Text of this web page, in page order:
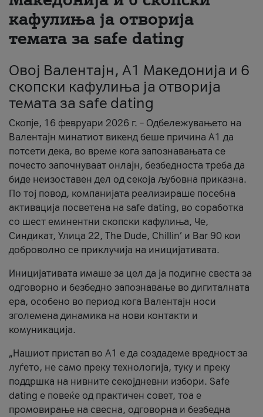
кафулиња ја отворија
темата за safe dating
Овој Валентајн, A1 Македонија и 6
скопски кафулиња ја отворија
темата за safe dating
Скопје, 16 февруари 2026 г. – Одбележувањето на
Валентајн минатиот викенд беше причина А1 да
потсети дека, во време кога запознавањата се
почесто започнуваат онлајн, безбедноста треба да
биде неизоставен дел од секоја љубовна приказна.
По тој повод, компанијата реализираше посебна
активација посветена на safe dating, во соработка
со шест еминентни скопски кафулиња, Че,
Синдикат, Улица 22, The Dude, Chillin’ и Bar 90 кои
доброволно се приклучија на иницијативата.
Иницијативата имаше за цел да ја подигне свеста за
одговорно и безбедно запознавање во дигиталната
ера, особено во период кога Валентајн носи
зголемена динамика на нови контакти и
комуникација.
„Нашиот пристап во А1 е да создадеме вредност за
луѓето, не само преку технологија, туку и преку
поддршка на нивните секојдневни избори. Safe
dating е повеќе од практичен совет, тоа е
промовирање на свесна, одговорна и безбедна